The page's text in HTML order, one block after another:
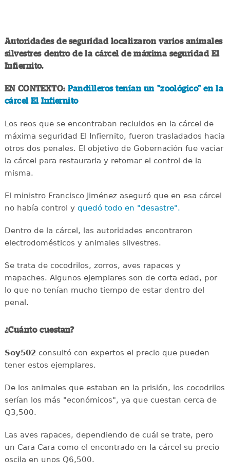
Autoridades de seguridad localizaron varios animales
silvestres dentro de la cárcel de máxima seguridad El
Infiernito.
EN CONTEXTO: Pandilleros tenían un "zoológico" en la
cárcel El Infiernito
Los reos que se encontraban recluidos en la cárcel de
máxima seguridad El Infiernito, fueron trasladados hacia
otros dos penales. El objetivo de Gobernación fue vaciar
la cárcel para restaurarla y retomar el control de la
misma.
El ministro Francisco Jiménez aseguró que en esa cárcel
no había control y quedó todo en "desastre".
Dentro de la cárcel, las autoridades encontraron
electrodomésticos y animales silvestres.
Se trata de cocodrilos, zorros, aves rapaces y
mapaches. Algunos ejemplares son de corta edad, por
lo que no tenían mucho tiempo de estar dentro del
penal.
¿Cuánto cuestan?
Soy502consultó con expertos el precio que pueden
tener estos ejemplares.
De los animales que estaban en la prisión, los cocodrilos
serían los más "económicos", ya que cuestan cerca de
Q3,500.
Las aves rapaces, dependiendo de cuál se trate, pero
un Cara Cara como el encontrado en la cárcel su precio
oscila en unos Q6,500.